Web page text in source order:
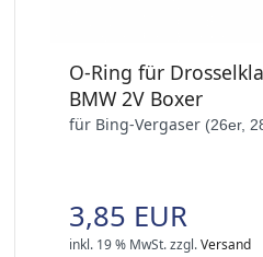
O-Ring für
BMW 2V Boxer
für Bing-Vergaser (26er,
3,85 EUR
inkl. 19 % MwSt.zzgl.Versand